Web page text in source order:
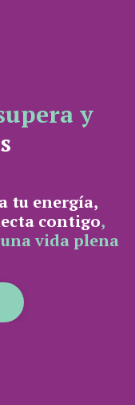
y
tu energía,
contigo,
vida plena